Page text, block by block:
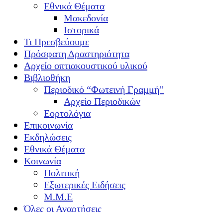
Εθνικά Θέματα
Μακεδονία
Ιστορικά
Τι Πρεσβεύουμε
Πρόσφατη Δραστηριότητα
Αρχείο οπτιακουστικού υλικού
Βιβλιοθήκη
Περιοδικό “Φωτεινή Γραμμή”
Αρχείο Περιοδικών
Εορτολόγια
Επικοινωνία
Εκδηλώσεις
Εθνικά Θέματα
Κοινωνία
Πολιτική
Εξωτερικές Ειδήσεις
Μ.Μ.Ε
Όλες οι Αναρτήσεις